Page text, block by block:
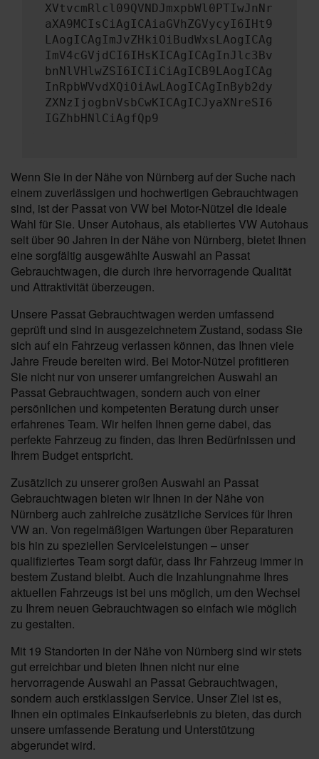
XVtvcmRlcl09QVNDJmxpbWl0PTIwJnNr
aXA9MCIsCiAgICAiaGVhZGVycyI6IHt9
LAogICAgImJvZHkiOiBudWxsLAogICAg
ImV4cGVjdCI6IHsKICAgICAgInJlc3Bv
bnNlVHlwZSI6ICIiCiAgICB9LAogICAg
InRpbWVvdXQiOiAwLAogICAgInByb2dy
ZXNzIjogbnVsbCwKICAgICJyaXNreSI6
IGZhbHNlCiAgfQp9
Wenn Sie in der Nähe von Nürnberg auf der Suche nach
einem zuverlässigen und hochwertigen Gebrauchtwagen
sind, ist der Passat von VW bei Motor-Nützel die ideale
Wahl für Sie. Unser Autohaus, als etabliertes VW Autohaus
seit über 90 Jahren in der Nähe von Nürnberg, bietet Ihnen
eine sorgfältig ausgewählte Auswahl an Passat
Gebrauchtwagen, die durch ihre hervorragende Qualität
und Attraktivität überzeugen.
Unsere Passat Gebrauchtwagen werden umfassend
geprüft und sind in ausgezeichnetem Zustand, sodass Sie
sich auf ein Fahrzeug verlassen können, das Ihnen viele
Jahre Freude bereiten wird. Bei Motor-Nützel profitieren
Sie nicht nur von unserer umfangreichen Auswahl an
Passat Gebrauchtwagen, sondern auch von einer
persönlichen und kompetenten Beratung durch unser
erfahrenes Team. Wir helfen Ihnen gerne dabei, das
perfekte Fahrzeug zu finden, das Ihren Bedürfnissen und
Ihrem Budget entspricht.
Zusätzlich zu unserer großen Auswahl an Passat
Gebrauchtwagen bieten wir Ihnen in der Nähe von
Nürnberg auch zahlreiche zusätzliche Services für Ihren
VW an. Von regelmäßigen Wartungen über Reparaturen
bis hin zu speziellen Serviceleistungen – unser
qualifiziertes Team sorgt dafür, dass Ihr Fahrzeug immer in
bestem Zustand bleibt. Auch die Inzahlungnahme Ihres
aktuellen Fahrzeugs ist bei uns möglich, um den Wechsel
zu Ihrem neuen Gebrauchtwagen so einfach wie möglich
zu gestalten.
Mit 19 Standorten in der Nähe von Nürnberg sind wir stets
gut erreichbar und bieten Ihnen nicht nur eine
hervorragende Auswahl an Passat Gebrauchtwagen,
sondern auch erstklassigen Service. Unser Ziel ist es,
Ihnen ein optimales Einkaufserlebnis zu bieten, das durch
unsere umfassende Beratung und Unterstützung
abgerundet wird.